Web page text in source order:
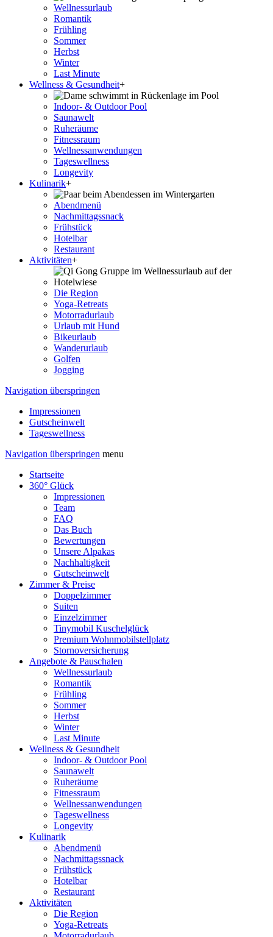
Wellnessurlaub
Romantik
Frühling
Sommer
Herbst
Winter
Last Minute
Wellness & Gesundheit+
Indoor- & Outdoor Pool
Saunawelt
Ruheräume
Fitnessraum
Wellness­anwendungen
Tageswellness
Longevity
Kulinarik+
Abendmenü
Nachmittagssnack
Frühstück
Hotelbar
Restaurant
Aktivitäten+
Die Region
Yoga-Retreats
Motorradurlaub
Urlaub mit Hund
Bikeurlaub
Wanderurlaub
Golfen
Jogging
Navigation überspringen
Impressionen
Gutscheinwelt
Tageswellness
Navigation überspringen menu
Startseite
360° Glück
Impressionen
Team
FAQ
Das Buch
Bewertungen
Unsere Alpakas
Nachhaltigkeit
Gutscheinwelt
Zimmer & Preise
Doppelzimmer
Suiten
Einzelzimmer
Tinymobil Kuschelglück
Premium Wohnmobilstellplatz
Stornoversicherung
Angebote & Pauschalen
Wellnessurlaub
Romantik
Frühling
Sommer
Herbst
Winter
Last Minute
Wellness & Gesundheit
Indoor- & Outdoor Pool
Saunawelt
Ruheräume
Fitnessraum
Wellness­anwendungen
Tageswellness
Longevity
Kulinarik
Abendmenü
Nachmittagssnack
Frühstück
Hotelbar
Restaurant
Aktivitäten
Die Region
Yoga-Retreats